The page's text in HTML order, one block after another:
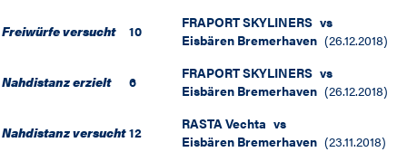
Freiwürfe versucht 10 FRAPORT SKYLINERS vs
Eisbären Bremerhaven (26.12.2018)
Nahdistanz erzielt 6 FRAPORT SKYLINERS vs
Eisbären Bremerhaven (26.12.2018)
Nahdistanz versucht 12 RASTA Vechta vs
Eisbären Bremerhaven (23.11.2018)